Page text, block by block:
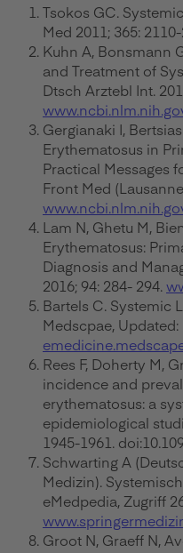
Tsokos GC.
Med 2011; 365:
Kuhn A, Bonsmann
and Treatment of
Dtsch Arztebl Int.
Gergianaki I,
Erythematosus in
Practical Messages
Front Med
Lam N, Ghetu M,
Erythematosus:
Diagnosis and
2016; 94: 284- 294.
Bartels C. Systemic
Medscpae, Updated:
Rees F, Doherty M,
incidence and
erythematosus: a
epidemiological
1945-1961.
Schwarting A
Medizin).
eMedpedia, Zugriff
Groot N, Graeff N,